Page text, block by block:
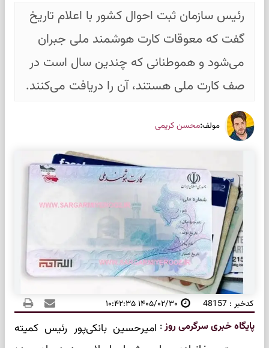
رئیس سازمان ثبت احوال کشور با اعلام تاریخ
گفت که معوقات کارت هوشمند ملی جبران
می‌شود و هموطنانی که چندین سال است در
صف کارت ملی هستند، آن را دریافت می‌کنند.
مولف:محسن کریمی
کدخبر : 48157 ۱۴۰۵/۰۲/۳۰ ۱۰:۴۲:۳۵
پایگاه خبری سرگرمی روز: امیرحسین بانکی‌پور رئیس کمیته